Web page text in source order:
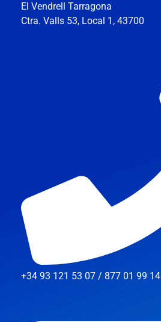
El Vendrell Tarragona
Ctra. Valls 53, Local 1, 43700
+34 93 121 53 07 / 877 01 99 14